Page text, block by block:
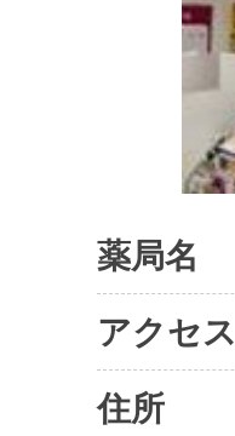
薬局名
アクセス
住所